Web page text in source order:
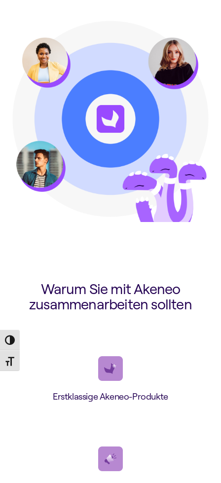
Toggle High Contrast
Toggle Font size
Warum Sie mit Akeneo
zusammenarbeiten sollten
Erstklassige Akeneo-Produkte